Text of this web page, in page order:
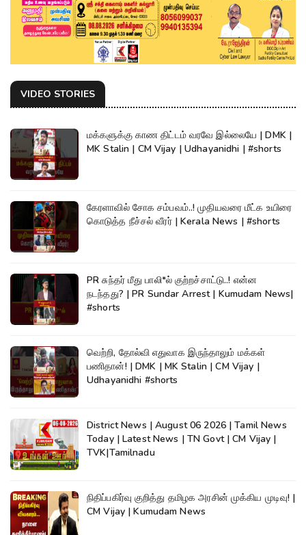
VIDEO STORIES
மக்களுக்கு காண திட்டம் வரவே இல்லையே | DMK |
MK Stalin | CM Vijay | Udhayanidhi | #shorts
கேரளாவில் சோக சம்பவம்..! முதியவரை மீட்க உயிரை
கொடுத்த நீச்சல் வீரர் | Kerala News | #shorts
PR சுந்தர் மீது பாலி*ல் குற்றச்சாட்டு..! என்ன
நடந்தது? | PR Sundar Arrest | Kumudam News|
#shorts
வெற்றி, தோல்வி எதுவாக இருந்தாலும் மக்கள்
பணிதான்! | DMK | MK Stalin | CM Vijay |
Udhayanidhi #shorts
District News | August 06 2026 | Tamil News
Today | Latest News | TN Govt | CM Vijay |
TVK|Tamilnadu
நிதிப்பகிர்வு குறித்து தமிழக அரசின் முக்கிய முடிவு! |
CM Vijay | Kumudam News